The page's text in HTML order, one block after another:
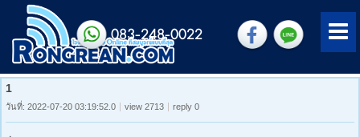
083-248-0022
1
วันที่: 2022-07-20 03:19:52.0 view 2713 reply 0